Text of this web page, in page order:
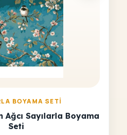
BOYAMA SETI
Ağcı Sayılarla Boyama
Seti